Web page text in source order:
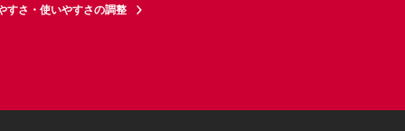
すさ・使いやすさの調整